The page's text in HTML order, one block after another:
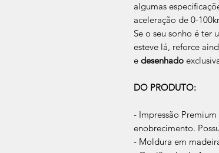
algumas
aceleração de 0-
Se o seu sonho é ter
esteve lá, reforce
e desenhado
DO PRODUTO:
- Impressão
enobrecimento.
- Moldura em